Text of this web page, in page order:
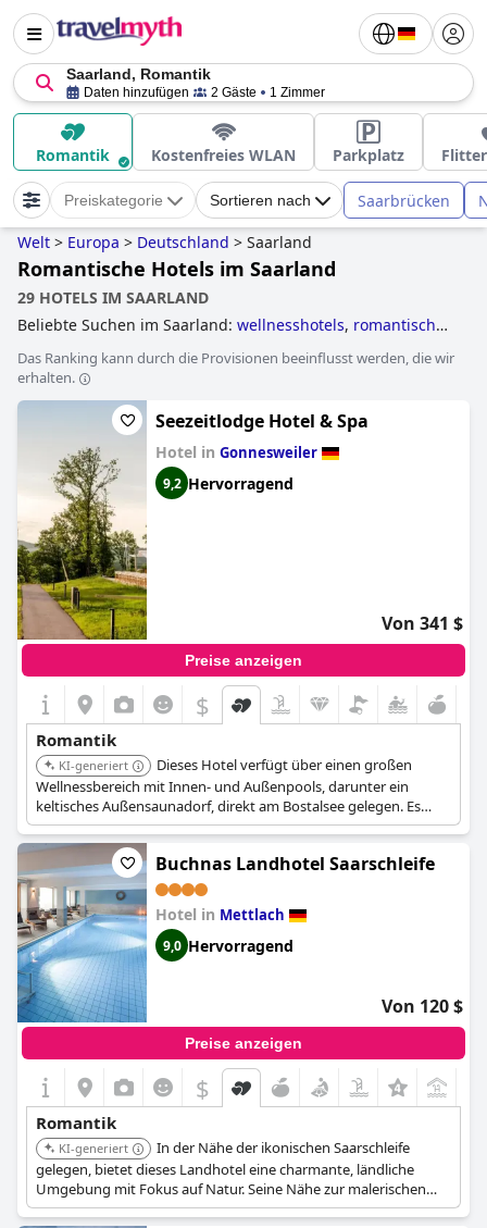
Saarland, Romantik
Daten hinzufügen 2 Gäste 1 Zimmer
Romantik Kostenfreies WLAN Parkplatz
Preiskategorie Sortieren nach Saarbrücken
Welt > Europa > Deutschland > Saarland
Romantische Hotels im Saarland
29 HOTELS IM SAARLAND
Beliebte Suchen im Saarland: wellnesshotels, romantische
Das Ranking kann durch die Provisionen beeinflusst werden, die wir
erhalten.
Seezeitlodge Hotel & Spa
Hotel in Gonnesweiler
9,2 Hervorragend
Von 341 $
Preise anzeigen
$
Romantik
KI-generiert
Dieses Hotel verfügt über einen großen
Wellnessbereich mit Innen- und Außenpools, darunter ein
keltisches Außensaunadorf, direkt am Bostalsee gelegen. Es
bietet einen ruhigen, naturverbundenen Rückzugsort, perfekt
für Entspannung und romantische Kurzurlaube.
Buchnas Landhotel Saarschleife
Hotel in Mettlach
9,0 Hervorragend
Von 120 $
Preise anzeigen
$
Romantik
KI-generiert
In der Nähe der ikonischen Saarschleife
gelegen, bietet dieses Landhotel eine charmante, ländliche
Umgebung mit Fokus auf Natur. Seine Nähe zur malerischen
Saarschleife bietet eine romantische Kulisse für einen